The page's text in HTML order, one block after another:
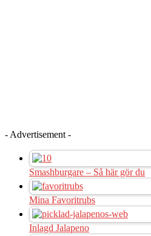
- Advertisement -
Smashburgare – Så här gör du
Mina Favoritrubs
Inlagd Jalapeno